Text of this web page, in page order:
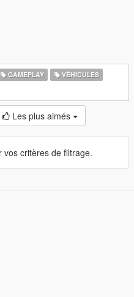
GAMEPLAY
VÉHICULES
Les plus aimés
critères de filtrage.